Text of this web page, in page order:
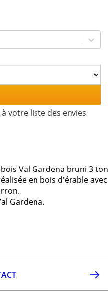
votre liste des envies
Val Gardena bruni 3
en bois d'érable
Gardena.